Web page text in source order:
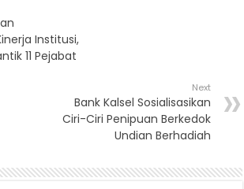
Institusi,
11 Pejabat
Next
Bank Kalsel Sosialisasikan
Ciri-Ciri Penipuan Berkedok
Undian Berhadiah